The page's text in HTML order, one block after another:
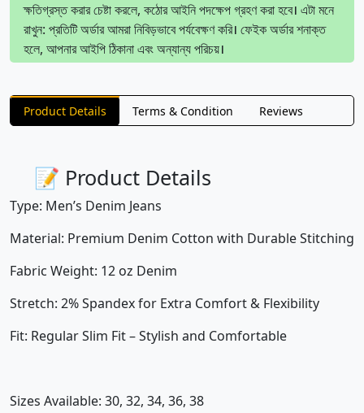
ক্ষতিগ্রস্ত করার চেষ্টা করলে, কঠোর আইনি পদক্ষেপ গ্রহণ করা হবে। এটা মনে
রাখুন: প্রতিটি অর্ডার আমরা নিবিড়ভাবে পর্যবেক্ষণ করি। ফেইক অর্ডার শনাক্ত
হলে, আপনার আইপি ঠিকানা এবং অন্যান্য পরিচয়।
Product Details Terms & Condition Reviews
📝 Product Details
Type: Men’s Denim Jeans
Material: Premium Denim Cotton with Durable Stitching
Fabric Weight: 12 oz Denim
Stretch: 2% Spandex for Extra Comfort & Flexibility
Fit: Regular Slim Fit – Stylish and Comfortable
Sizes Available: 30, 32, 34, 36, 38